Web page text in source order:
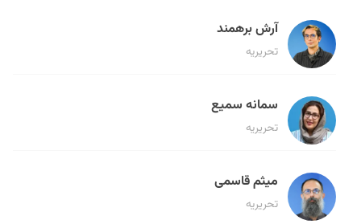
آرش برهمند
تحریریه
سمانه سمیع
تحریریه
میثم قاسمی
تحریریه